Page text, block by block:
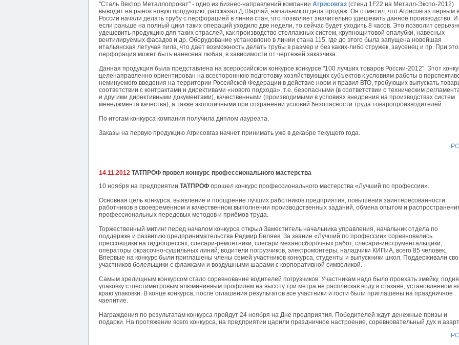
"Сталь Вектор Металлопрокат" - одно из бизнес-направлений компании Агрисовгаз (стенд 1F22 на Металл-Экспо-2012)
выводит на рынок новую продукцию, рассказал Д.Шарлай, начальник отдела продаж. Он отметил, что Агрисовгаз первым в
России начали делать трубу с перфорацией в линии стан, что позволяет значительно удешевить данное производство. И
если раньше на полный цикл таких операций уходило две недели, то сейчас будет уходить 8 часов. Это позволит
удешевить продукцию для таких отраслей, как производство стеллажных систем, крупнощитовой опалубки, навесных
вентилируемых фасадов и др. Оборудование установлено в линии стана 115, где до этого была запущена новейшая
итальянская летучая пила, что дает возможность делать трубы в размер и без каких-либо стружек, заусенец и пр. При
перфорация может быть нанесена любая, в зависимости от чертежей заказчика.
Данная продукция была представлена на всероссийском конкурсе конкурсе "100 лучших товаров России-2012". Этот
целенаправленно ориентирован на всестороннюю подготовку хозяйствующих субъектов к условиям работы в
неминуемого введения на территории Российской Федерации в действие норм и правил ВТО, требующих выпускать
соответствии с контрактами и директивами «нового подхода», т.е. безопасными (в соответствии с техническим
и другими директивными документами), качественными (производимыми в условиях внедрения на производствах систем
менеджмента качества), а также экологичными при сохранении условий безопасности труда товаропроизводителей
По итогам конкурса компания получила диплом лауреата.
Заказы на первую продукцию Агрисовгаз начнет принимать уже в декабре текущего года.
14.11.2012 ТАТПРОФ провел конкурс профессионального мастерства
10 ноября на предприятии ТАТПРОФ прошел конкурс профессионального мастерства «Лучший по профессии».
Основная цель конкурса: выявление и поощрение лучших работников предприятия, повышения заинтересованности
работников в своевременном и качественном выполнении производственных заданий, обмена опытом и
профессиональных передовых методов и приёмов труда.
Торжественный митинг перед началом конкурса открыл Заместитель начальника управления, начальник отдела по
поддержке и развитию предпринимательства Радмир Беляев. За звание «Лучший по профессии» соревновались
прессовщики на гидропрессах, слесари-ремонтники, слесари механосборочных работ, слесари-инструментальщики,
операторы окрасочно-сушильных линий, водители погрузчиков, электромонтеры, наладчики КИПиА, всего 85 человек.
Впервые на конкурс были приглашены члены семей участников конкурса, студенты и выпускники школ. Поддерживали
участников болельщики с флажками и воздушными шарами с корпоративной символикой.
Самым зрелищным конкурсом стало соревнование водителей погрузчиков. Участникам надо было проехать змейку,
упаковку с шестиметровым алюминиевым профилем на высоту три метра не расплескав воду в стакане, установленном
краю упаковки. В конце конкурса, после оглашения результатов все участники и гости были приглашены на праздничное
чаепитие.
Награждения по результатам конкурса пройдут 24 ноября на Дне предприятия. Победителей ждут денежные призы и
подарки. На протяжении всего конкурса, на предприятии царили праздничное настроение, соревновательный дух и